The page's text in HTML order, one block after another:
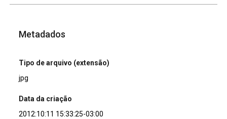
Metadados
Tipo de arquivo (extensão)
jpg
Data da criação
2012:10:11 15:33:25-03:00